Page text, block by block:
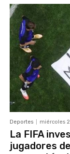
Deportes miércoles
La FIFA
jugadores